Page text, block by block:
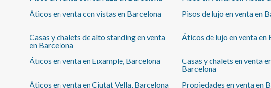
propietario no ostenta la condición de gran tenedor.
omiten los últimos tres dígitos para preservar el uso
correcto de la información; el número completo está
ocio,
sujeta
de la
precios
Áticos en venta con vistas en Barcelona
Pisos de lujo en venta en
Casas y chalets de alto standing en venta
en Barcelona
Áticos de lujo en venta en
Áticos en venta en Eixample, Barcelona
Casas y chalets en venta
Barcelona
Áticos en venta en Ciutat Vella, Barcelona Propiedades en venta en